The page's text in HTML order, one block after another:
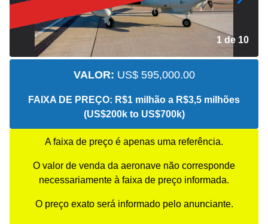
2 de 10
VALOR: US$ 595,000.00
FAIXA DE PREÇO: R$1 milhão a R$3,5 milhões
(US$200k to US$700k)
A faixa de preço é apenas uma referência.
O valor de venda da aeronave não corresponde
necessariamente à faixa de preço informada.
O preço exato será informado pelo anunciante.